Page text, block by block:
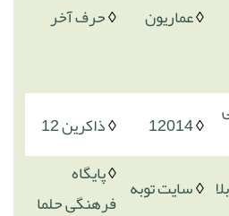
◊عماریون ◊حرف آخر
◊
12014
◊ذاکرین 12
◊سایت توبه ◊پایگاه
فرهنگی حلما